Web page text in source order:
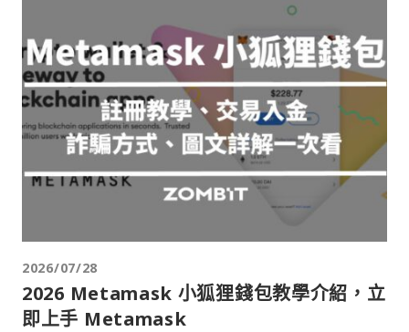
2026/07/28
2026 Metamask 小狐狸錢包教學介紹，立
即上手 Metamask